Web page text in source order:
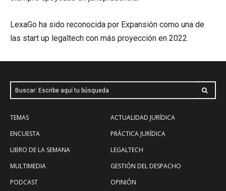
LexaGo ha sido reconocida por Expansión como una de
las start up legaltech con más proyección en 2022.
Buscar: Escribe aquí tu búsqueda
TEMAS
ENCUESTA
LIBRO DE LA SEMANA
MULTIMEDIA
PODCAST
ACTUALIDAD JURÍDICA
PRÁCTICA JURÍDICA
LEGALTECH
GESTIÓN DEL DESPACHO
OPINIÓN